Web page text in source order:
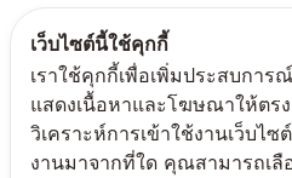
สร้างแบรนด์ทำแบรนด์
เกี่ยวกับบริษัท
หน้าแรก
เว็บไซต์นี้ใช้คุกกี้
เราใช้คุกกี้เพื่อเพิ่มประสบการ
แสดงเนื้อหาและโฆษณาให้ตร
วิเคราะห์การเข้าใช้งานเว็บไ
งานมาจากที่ใด คุณสามารถเ